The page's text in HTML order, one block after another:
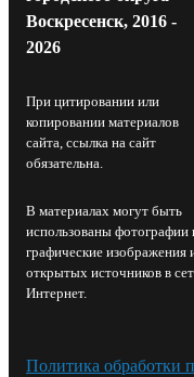
Воскресенск, 2016 -
2026
При цитировании или
копировании материалов
сайта, ссылка на сайт
обязательна.
В материалах могут быть
использованы фотографии
графические изображения
открытых источников в
Интернет.
Политика обработки